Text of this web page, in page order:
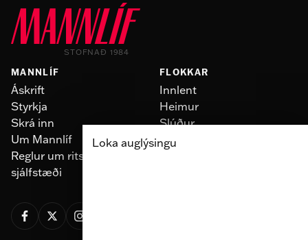
STOFNAÐ 1984
MANNLÍF
Áskrift
Styrkja
Skrá inn
Um Mannlíf
Reglur um ritstjórnarlegt
sjálfstæði
FLOKKAR
Innlent
Heimur
Slúður
Skoðun
Loka auglýsingu